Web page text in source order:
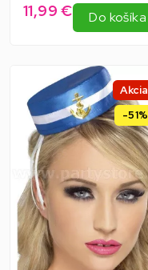
11,99 € Do košíka
Akcia
-51%